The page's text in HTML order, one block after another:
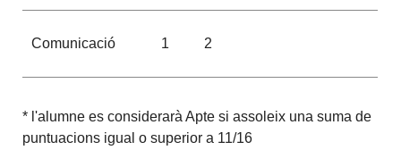
Comunicació 1 2
* l'alumne es considerarà Apte si assoleix una suma de
puntuacions igual o superior a 11/16